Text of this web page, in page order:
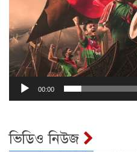
00:00
ভিডিও নিউজ